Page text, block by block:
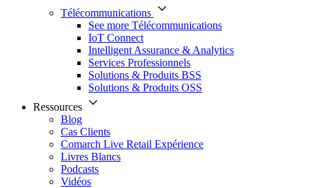
Télécommunications
See more Télécommunications
IoT Connect
Intelligent Assurance & Analytics
Services Professionnels
Solutions & Produits BSS
Solutions & Produits OSS
Ressources
Blog
Cas Clients
Comarch Live Retail Expérience
Livres Blancs
Podcasts
Vidéos